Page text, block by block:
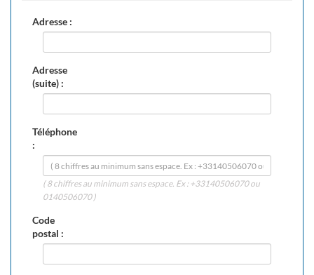
Adresse :
Adresse
(suite) :
Téléphone
:
( 8 chiffres au minimum sans espace. Ex : +33140506070 ou
0140506070 )
Code
postal :